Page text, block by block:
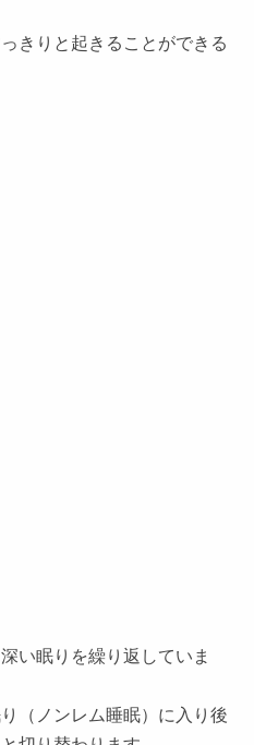
きりと起きることができる
い眠りを繰り返していま
（ノンレム睡眠）に入り後